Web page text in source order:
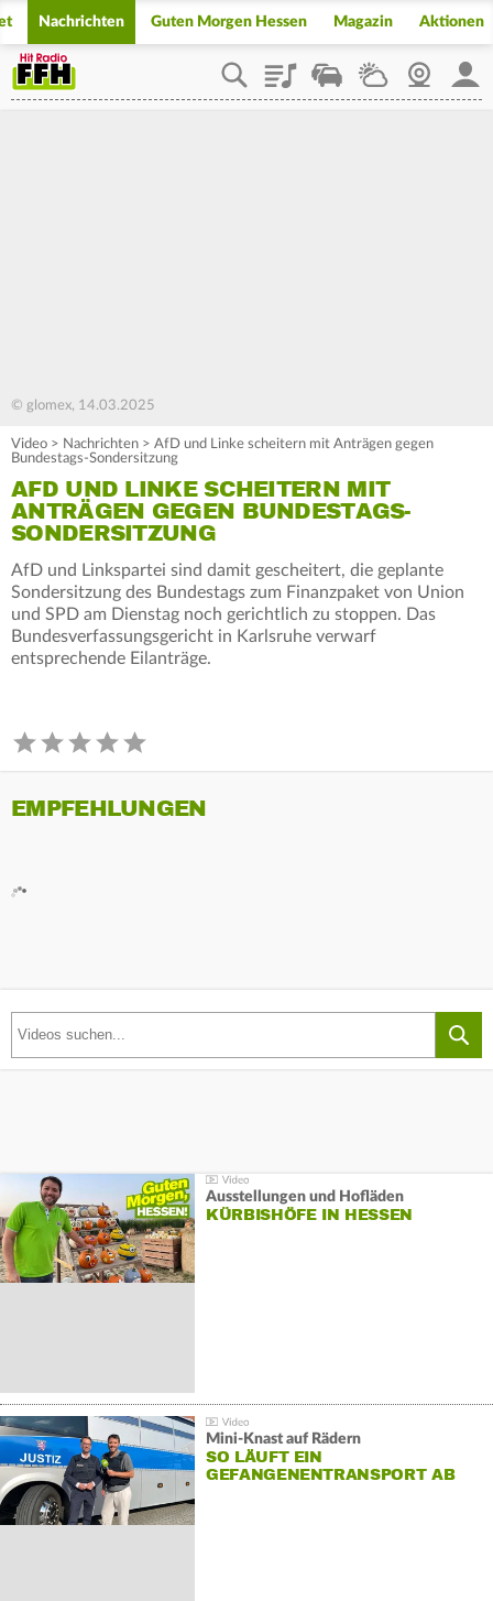
Nachrichten Guten Morgen Hessen Magazin Aktionen
PlaylistStaupilotWetterWebcam
© glomex, 14.03.2025
Video > Nachrichten > AfD und Linke scheitern mit Anträgen gegen
Bundestags-Sondersitzung
AFD UND LINKE SCHEITERN MIT
ANTRÄGEN GEGEN BUNDESTAGS-
SONDERSITZUNG
AfD und Linkspartei sind damit gescheitert, die geplante
Sondersitzung des Bundestags zum Finanzpaket von Union
und SPD am Dienstag noch gerichtlich zu stoppen. Das
Bundesverfassungsgericht in Karlsruhe verwarf
entsprechende Eilanträge.
EMPFEHLUNGEN
Ausstellungen und Hofläden
KÜRBISHÖFE IN HESSEN
Mini-Knast auf Rädern
SO LÄUFT EIN
GEFANGENENTRANSPORT AB